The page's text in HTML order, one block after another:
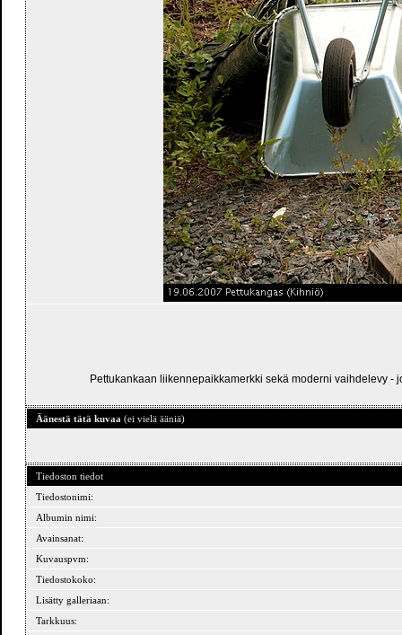
Pettukankaan liikennepaikkamerkki sekä moderni vaihdelevy
Äänestä tätä kuvaa (ei vielä ääniä)
Tiedoston tiedot
Tiedostonimi:
Albumin nimi:
Avainsanat:
Kuvauspvm:
Tiedostokoko:
Lisätty galleriaan:
Tarkkuus: